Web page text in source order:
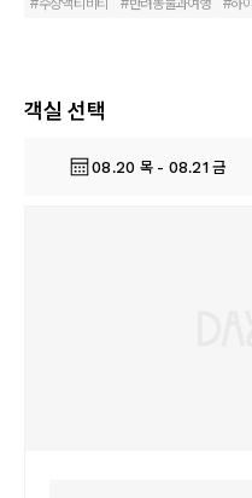
#수상액티비티 #반려동물과여행 #하
객실 선택
08.20 목 - 08.21 금